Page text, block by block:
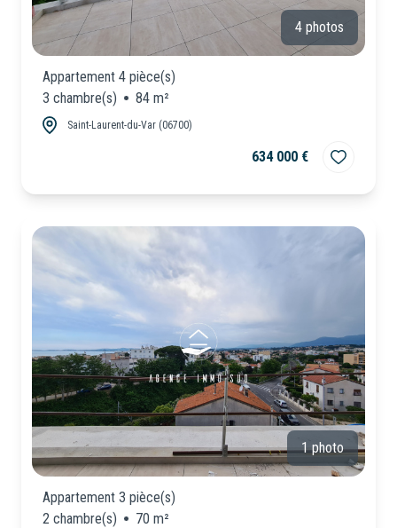
4 photos
Appartement 4 pièce(s)
3 chambre(s)
84 m²
Saint-Laurent-du-Var (06700)
634 000 €
1 photo
Appartement 3 pièce(s)
2 chambre(s)
70 m²